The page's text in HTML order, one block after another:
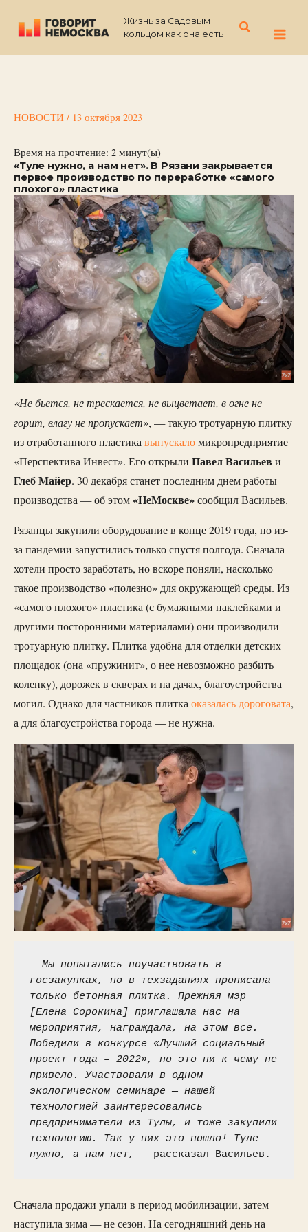
содержимому
Жизнь за Садовым
кольцом как она есть
Поиск
НОВОСТИ / 13 октября 2023
Время на прочтение: 2 минут(ы)
«Туле нужно, а нам нет». В Рязани закрывается
первое производство по переработке «самого
плохого» пластика
«Не бьется, не трескается, не выцветает, в огне не
горит, влагу не пропускает», — такую тротуарную плитку
из отработанного пластикавыпускаломикропредприятие
«Перспектива Инвест». Его открыли Павел Васильев и
Глеб Майер. 30 декабря станет последним днем работы
производства — об этом«НеМоскве»сообщил Васильев.
Рязанцы закупили оборудование в конце 2019 года, но из-
за пандемии запустились только спустя полгода. Сначала
хотели просто заработать, но вскоре поняли, насколько
такое производство «полезно» для окружающей среды. Из
«самого плохого» пластика (с бумажными наклейками и
другими посторонними материалами) они производили
тротуарную плитку. Плитка удобна для отделки детских
площадок (она «пружинит», о нее невозможно разбить
коленку), дорожек в скверах и на дачах, благоустройства
могил. Однако для частников плиткаоказалась дороговата,
а для благоустройства города — не нужна.
— Мы попытались поучаствовать в
госзакупках, но в техзаданиях прописана
только бетонная плитка. Прежняя мэр
[Елена Сорокина] приглашала нас на
мероприятия, награждала, на этом все.
Победили в конкурсе «Лучший социальный
проект года – 2022», но это ни к чему не
привело. Участвовали в одном
экологическом семинаре — нашей
технологией заинтересовались
предприниматели из Тулы, и тоже закупили
технологию. Так у них это пошло! Туле
нужно, а нам нет,
— рассказал Васильев.
Сначала продажи упали в период мобилизации, затем
наступила зима — не сезон. На сегодняшний день на